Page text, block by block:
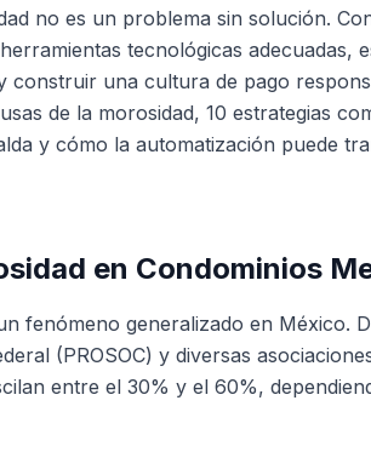
no es un problema sin solución.
tecnológicas adecuadas,
construir una cultura de pago
de la morosidad, 10 estrategias
y cómo la automatización puede
en Condominios
fenómeno generalizado en México.
(PROSOC) y diversas
entre el 30% y el 60%,